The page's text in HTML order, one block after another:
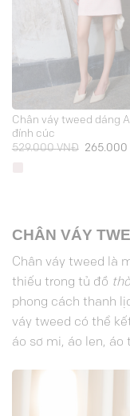
Chân váy tweed dáng
đính cúc
529.000VNĐ
Giá
265.000
CHÂN VÁY
Chân váy tweed là
thiếu trong tủ đồ
phong cách thanh
váy tweed có thể
áo sơ mi, áo len, áo